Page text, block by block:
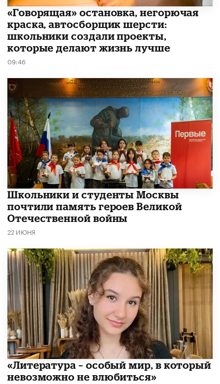
​«Говорящая» остановка, негорючая
краска, автосборщик шерсти:
школьники создали проекты,
которые делают жизнь лучше
09:46
Школьники и студенты Москвы
почтили память героев Великой
Отечественной войны
22 ИЮНЯ
​«Литература – особый мир, в который
невозможно не влюбиться»